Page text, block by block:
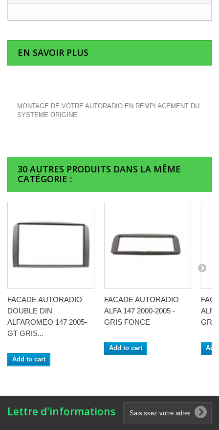
EN SAVOIR PLUS
MONTAGE DE VOTRE AUTORADIO EN REMPLACEMENT DU
SYSTEME ORIGINE
30 AUTRES PRODUITS DANS LA MÊME
CATÉGORIE :
FACADE AUTORADIO
DOUBLE DIN
ALFAROMEO 147 2005-
GT GRIS...
Add to cart
FACADE AUTORADIO
ALFA 147 2000-2005 -
GRIS FONCE
Add to cart
Lettre d'informations